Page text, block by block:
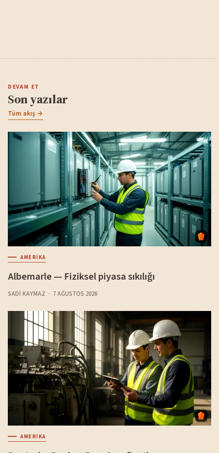
DEVAM ET
Son yazılar
Tüm akış →
AMERIKA
Albemarle — Fiziksel piyasa sıkılığı
SADI KAYMAZ 7 AĞUSTOS 2026
AMERIKA